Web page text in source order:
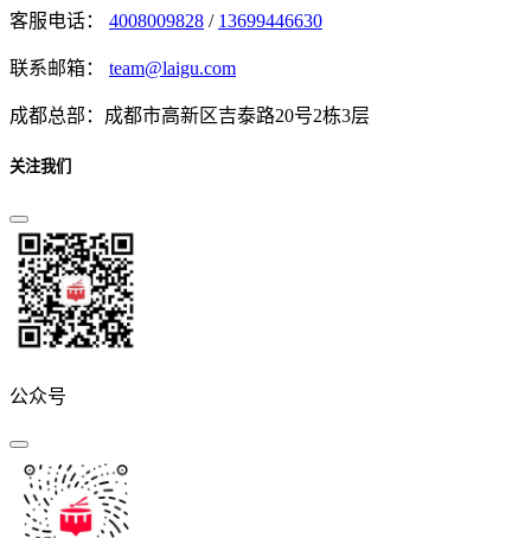
客服电话： 4008009828 / 13699446630
联系邮箱： team@laigu.com
成都总部：成都市高新区吉泰路20号2栋3层
关注我们
公众号